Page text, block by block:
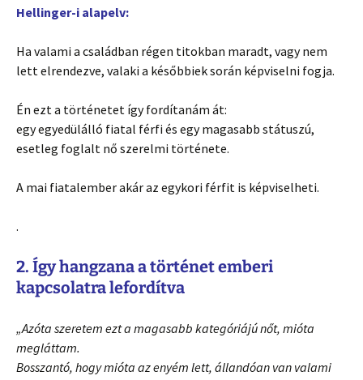
Hellinger-i alapelv:
Ha valami a családban régen titokban maradt, vagy nem
lett elrendezve, valaki a későbbiek során képviselni fogja.
Én ezt a történetet így fordítanám át:
egy egyedülálló fiatal férfi és egy magasabb státuszú,
esetleg foglalt nő szerelmi története.
A mai fiatalember akár az egykori férfit is képviselheti.
.
2. Így hangzana a történet emberi
kapcsolatra lefordítva
„Azóta szeretem ezt a magasabb kategóriájú nőt, mióta
megláttam.
Bosszantó, hogy mióta az enyém lett, állandóan van valami